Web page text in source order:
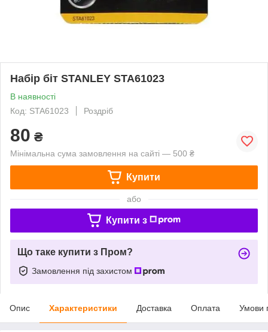
Набір біт STANLEY STA61023
В наявності
Код: STA61023
Роздріб
80 ₴
Мінімальна сума замовлення на сайті — 500 ₴
Купити
або
Купити з
Що таке купити з Пром?
Замовлення під захистом
Опис Характеристики Доставка Оплата Умови